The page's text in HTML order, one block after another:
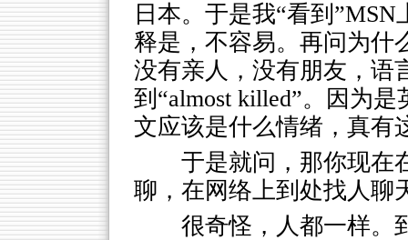
日本。于是我“看到
释是，不容易。再问为什
没有亲人，没有朋友，语
到“almost killed”。因为
文应该是什么情绪，真有
于是就问，那你现在
聊，在网络上到处找人聊
很奇怪，人都一样。